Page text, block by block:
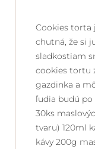
Cookies torta
chutná, že si
sladkostiam
cookies tortu
gazdinka a
ľudia budú po
30ks
tvaru) 120ml
kávy 200g